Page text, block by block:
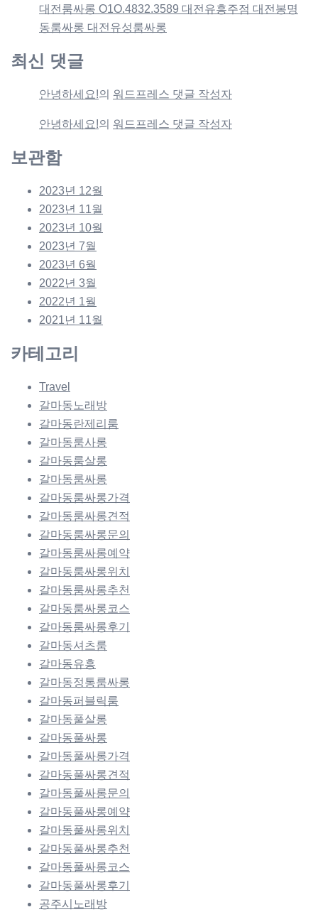
대전룸싸롱 O1O.4832.3589 대전유흥주점 대전봉명
동룸싸롱 대전유성룸싸롱
최신 댓글
안녕하세요!의 워드프레스 댓글 작성자
안녕하세요!의 워드프레스 댓글 작성자
보관함
2023년 12월
2023년 11월
2023년 10월
2023년 7월
2023년 6월
2022년 3월
2022년 1월
2021년 11월
카테고리
Travel
갈마동노래방
갈마동란제리룸
갈마동룸사롱
갈마동룸살롱
갈마동룸싸롱
갈마동룸싸롱가격
갈마동룸싸롱견적
갈마동룸싸롱문의
갈마동룸싸롱예약
갈마동룸싸롱위치
갈마동룸싸롱추천
갈마동룸싸롱코스
갈마동룸싸롱후기
갈마동셔츠룸
갈마동유흥
갈마동정통룸싸롱
갈마동퍼블릭룸
갈마동풀살롱
갈마동풀싸롱
갈마동풀싸롱가격
갈마동풀싸롱견적
갈마동풀싸롱문의
갈마동풀싸롱예약
갈마동풀싸롱위치
갈마동풀싸롱추천
갈마동풀싸롱코스
갈마동풀싸롱후기
공주시노래방